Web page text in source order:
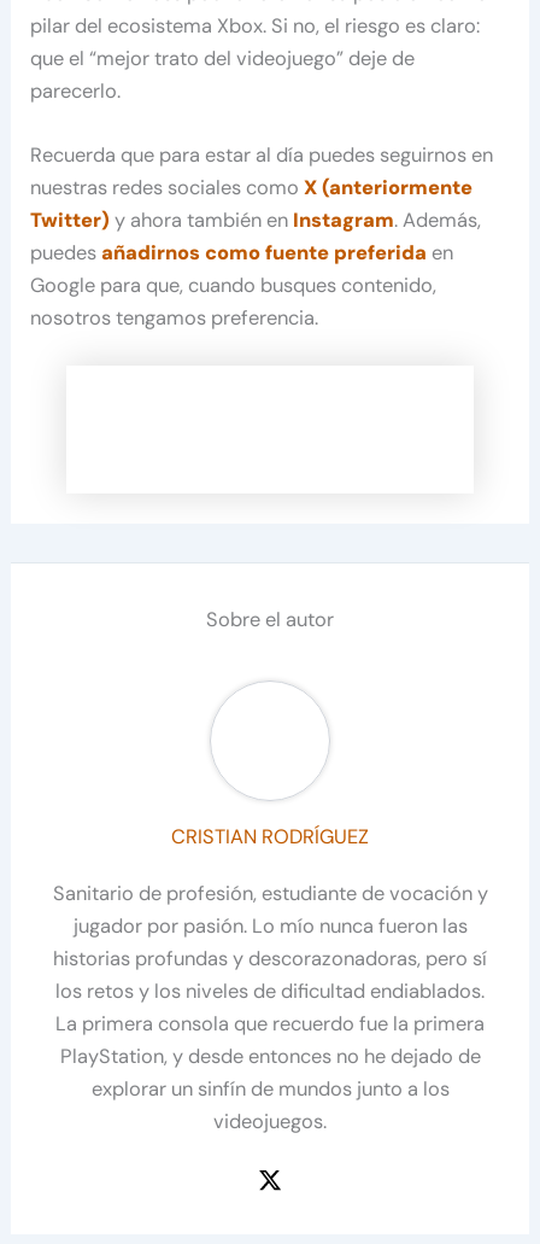
pilar del ecosistema Xbox. Si no, el riesgo es claro:
que el “mejor trato del videojuego” deje de
parecerlo.
Recuerda que para estar al día puedes seguirnos en
nuestras redes sociales comoX (anteriormente
Twitter) y ahora también en Instagram. Además,
puedesañadirnos como fuente preferida en
Google para que, cuando busques contenido,
nosotros tengamos preferencia.
Sobre el autor
CRISTIAN RODRÍGUEZ
Sanitario de profesión, estudiante de vocación y
jugador por pasión. Lo mío nunca fueron las
historias profundas y descorazonadoras, pero sí
los retos y los niveles de dificultad endiablados.
La primera consola que recuerdo fue la primera
PlayStation, y desde entonces no he dejado de
explorar un sinfín de mundos junto a los
videojuegos.